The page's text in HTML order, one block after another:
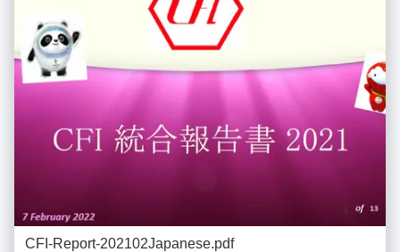
CFI-Report-202102Japanese.pdf